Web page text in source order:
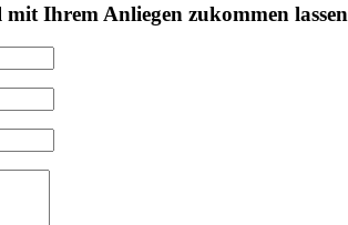
Ihrem Anliegen zukommen lassen